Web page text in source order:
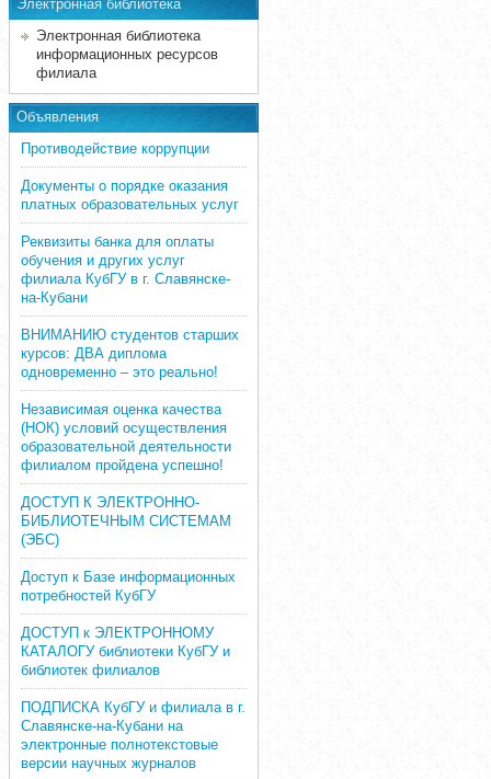
Электронная библиотека
Электронная библиотека
информационных ресурсов
филиала
Объявления
Противодействие коррупции
Документы о порядке оказания
платных образовательных услуг
Реквизиты банка для оплаты
обучения и других услуг
филиала КубГУ в г. Славянске-
на-Кубани
ВНИМАНИЮ студентов старших
курсов: ДВА диплома
одновременно – это реально!
Независимая оценка качества
(НОК) условий осуществления
образовательной деятельности
филиалом пройдена успешно!
ДОСТУП К ЭЛЕКТРОННО-
БИБЛИОТЕЧНЫМ СИСТЕМАМ
(ЭБС)
Доступ к Базе информационных
потребностей КубГУ
ДОСТУП к ЭЛЕКТРОННОМУ
КАТАЛОГУ библиотеки КубГУ и
библиотек филиалов
ПОДПИСКА КубГУ и филиала в г.
Славянске-на-Кубани на
электронные полнотекстовые
версии научных журналов